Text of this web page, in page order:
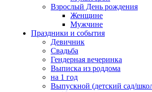
Взрослый День рождения
Женщине
Мужчине
Праздники и события
Девичник
Свадьба
Гендерная вечеринка
Выписка из роддома
на 1 год
Выпускной (детский сад/